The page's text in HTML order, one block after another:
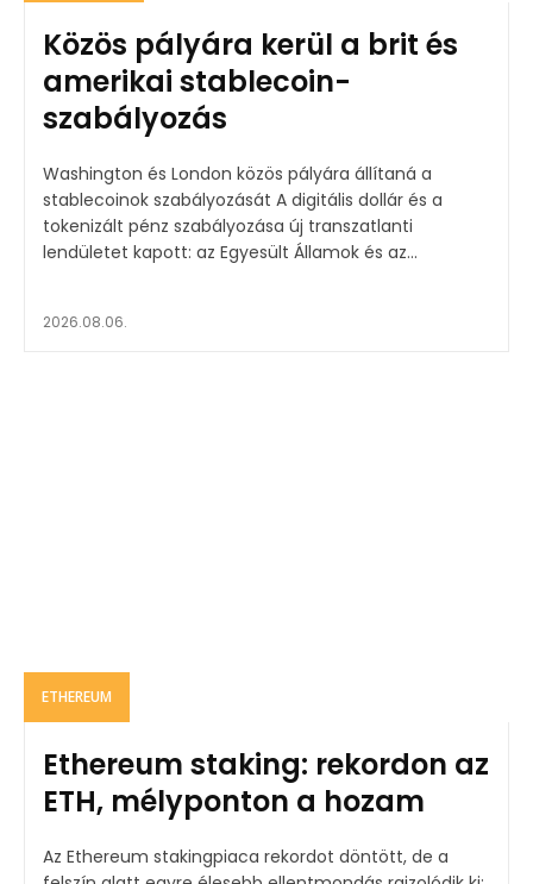
Közös pályára kerül a brit és
amerikai stablecoin-
szabályozás
Washington és London közös pályára állítaná a
stablecoinok szabályozását A digitális dollár és a
tokenizált pénz szabályozása új transzatlanti
lendületet kapott: az Egyesült Államok és az...
2026.08.06.
ETHEREUM
Ethereum staking: rekordon az
ETH, mélyponton a hozam
Az Ethereum stakingpiaca rekordot döntött, de a